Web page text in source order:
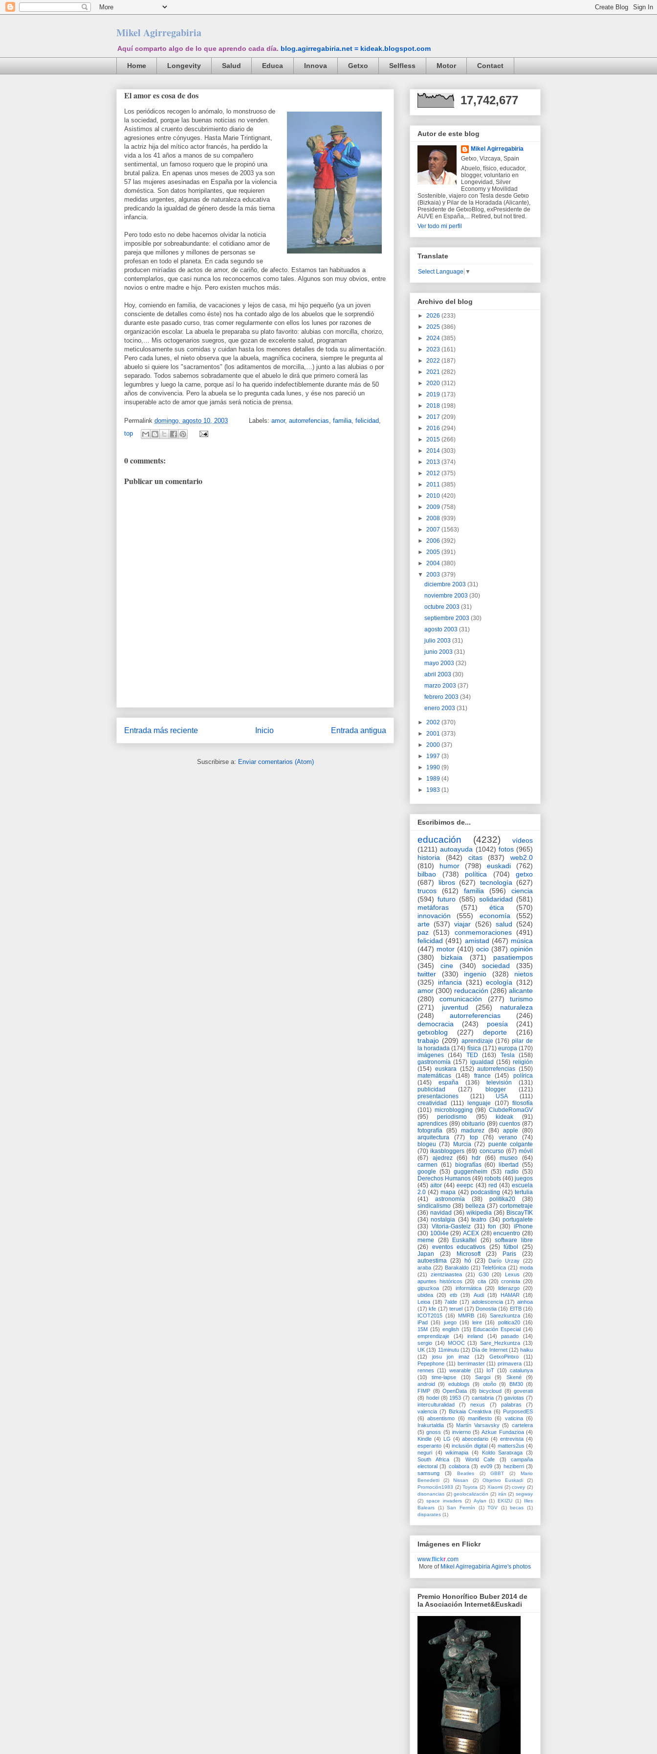
Mikel Agirregabiria
Aquí comparto algo de lo que aprendo cada día. blog.agirregabiria.net = kideak.blogspot.com
Home Longevity Salud Educa Innova Getxo Selfless Motor Contact
El amor es cosa de dos
Los periódicos recogen lo anómalo, lo monstruoso de
la sociedad, porque las buenas noticias no venden.
Asistimos al cruento descubrimiento diario de
agresiones entre cónyuges. Hasta Marie Trintignant,
la actriz hija del mítico actor francés, ha perdido la
vida a los 41 años a manos de su compañero
sentimental, un famoso roquero que le propinó una
brutal paliza. En apenas unos meses de 2003 ya son
57 las mujeres asesinadas en España por la violencia
doméstica. Son datos horripilantes, que requieren
medidas urgentes, algunas de naturaleza educativa
predicando la igualdad de género desde la más tierna
infancia.
Pero todo esto no debe hacernos olvidar la noticia
imposible por sobreabundante: el cotidiano amor de
pareja que millones y millones de personas se
profesan en todo el planeta. En cada segundo se
producen miríadas de actos de amor, de cariño, de afecto. Estamos tan habituados a
contemplarlos, que casi nunca los reconocemos como tales. Algunos son muy obvios, entre
novios o entre madre e hijo. Pero existen muchos más.
Hoy, comiendo en familia, de vacaciones y lejos de casa, mi hijo pequeño (ya un joven
consciente de detalles como éste) nos ha contado algo de los abuelos que le sorprendió
durante este pasado curso, tras comer regularmente con ellos los lunes por razones de
organización escolar. La abuela le preparaba su plato favorito: alubias con morcilla, chorizo,
tocino,… Mis octogenarios suegros, que gozan de excelente salud, programan
meticulosamente sus comidas y cuidan hasta los menores detalles de toda su alimentación.
Pero cada lunes, el nieto observa que la abuela, magnífica cocinera, siempre le pregunta al
abuelo si quiere los "sacramentos" (los aditamentos de morcilla,…) junto a las alubias o por
separado. Todos sabemos sobradamente que el abuelo le dirá que primero comerá las
legumbres y luego la carne, porque así lo ha querido indefectiblemente durante más de 50
años de convivencia. Pero la abuela se lo pregunta cada lunes, y ése nos pareció un
insuperable acto de amor que jamás será noticia de prensa.
Permalink domingo, agosto 10, 2003 Labels: amor, autorrefencias, familia, felicidad,
top
0 comments:
Publicar un comentario
Entrada más reciente Entrada antigua
Inicio
Suscribirse a: Enviar comentarios (Atom)
17,742,677
Autor de este blog
Mikel Agirregabiria
Getxo, Vizcaya, Spain
Abuelo, físico, educador,
blogger, voluntario en
Longevidad, Silver
Economy y Movilidad
Sostenible, viajero con Tesla desde Getxo
(Bizkaia) y Pilar de la Horadada (Alicante),
Presidente de GetxoBlog, exPresidente de
AUVE en España,... Retired, but not tired.
Ver todo mi perfil
Translate
Select Language ▼
Archivo del blog
► 2026 (233)
► 2025 (386)
► 2024 (385)
► 2023 (161)
► 2022 (187)
► 2021 (282)
► 2020 (312)
► 2019 (173)
► 2018 (198)
► 2017 (209)
► 2016 (294)
► 2015 (266)
► 2014 (303)
► 2013 (374)
► 2012 (375)
► 2011 (385)
► 2010 (420)
► 2009 (758)
► 2008 (939)
► 2007 (1563)
► 2006 (392)
► 2005 (391)
► 2004 (380)
▼ 2003 (379)
diciembre 2003(31)
noviembre 2003(30)
octubre 2003(31)
septiembre 2003(30)
agosto 2003(31)
julio 2003(31)
junio 2003(31)
mayo 2003(32)
abril 2003(30)
marzo 2003(37)
febrero 2003(34)
enero 2003(31)
► 2002 (370)
► 2001 (373)
► 2000 (37)
► 1997 (3)
► 1990 (9)
► 1989 (4)
► 1983 (1)
Escribimos de...
educación (4232)
vídeos
(1211) autoayuda (1042) fotos (965)
historia
(842) citas (837)
web2.0
(810)
humor (798) euskadi
(762)
bilbao
(738) política (704)
getxo
(687)
libros (627) tecnología
(627)
trucos
(612) familia (596)
ciencia
(594) futuro (585) solidaridad (581)
metáforas
(571) ética
(570)
innovación
(555) economía
(552)
arte (537) viajar (526) salud
(524)
paz
(513) conmemoraciones
(491)
felicidad (491) amistad (467) música
(447) motor (410) ocio (387) opinión
(380)
bizkaia (371)
pasatiempos
(345)
cine (340) sociedad
(335)
twitter
(330) ingenio (328)
nietos
(325)
infancia (321) ecología
(312)
amor (300) reducación (286) alicante
(280)
comunicación (277)
turismo
(271)
juventud (256)
naturaleza
(248)
autorreferencias
(246)
democracia
(243) poesía
(241)
getxoblog
(227) deporte
(216)
trabajo (209) aprendizaje (176) pilar de
la horadada (174) física (171) europa (170)
imágenes
(164) TED (163) Tesla
(158)
gastronomía (157) igualdad (156) religión
(154) euskara (152) autorrefencias (150)
matemáticas
(148) france (145)
polírica
(145)
españa (136) televisión
(131)
publicidad
(127) blogger
(121)
presentaciones
(121) USA
(111)
creatividad
(111) lenguaje (107) filosofía
(101) microblogging (98) ClubdeRomaGV
(95)
periodismo (95) kideak
(91)
aprendices (89) obituario (89) cuentos (87)
fotografía (85) madurez (84) apple
(80)
arquitectura
(77) top (76) verano
(74)
blogeu (73) Murcia (72) puente colgante
(70) ikasbloggers (69) concurso (67) móvil
(67)
ajedrez (66) hdr (66) museo
(64)
carmen (61) biografías (60) libertad
(55)
google (53) guggenheim (53) radio (53)
Derechos Humanos (49) robots (46) juegos
(45) aitor (44) eeepc (43) red (43) escuela
2.0 (42) mapa (42) podcasting (42) tertulia
(41)
astronomía (38) politika20
(38)
sindicalismo (38) belleza (37) cortometraje
(36) navidad (36) wikipedia (36) BiscayTIK
(34) nostalgia (34) teatro (34) portugalete
(33) Vitoria-Gasteiz (31) fon (30) iPhone
(30) 100i4e (29) ACEX (28) encuentro (28)
meme
(28) Euskaltel (26) software libre
(26) eventos educativos (25) fútbol
(25)
Japan
(23) Microsoft (23) Paris
(23)
autoestima (23) hó (23) Darío Urzay (22)
araba (22) Barakaldo (21) Telefónica (21) moda
(21)
zientziaastea (21) G30 (20) Lexus
(20)
apuntes históricos (20) cita (20) cronista (20)
gipuzkoa (20) informática (20) liderazgo (20)
ubidea (20) etb (19) Audi (18) HAMAR
(18)
Leioa (18) 7alde (17) adolescencia (17) ainhoa
(17) kfe (17) teruel (17) Donostia (16) EITB (16)
ICOT2015 (16) MMRB (16) Sarezkuntza (16)
iPad (16) juego (16) leire (16) politica20 (16)
15M (15) english (15) Educación Especial (14)
emprendizaje
(14) ireland (14) pasado
(14)
sergio (14) MOOC (13) Sare_Hezkuntza (13)
UK (13) 11minutu (12) Día de Internet (12) haiku
(12)
josu jon imaz (12) GetxoPintxo
(11)
Pepephone (11) berrimaster (11) primavera (11)
rennes (11) wearable (11) IoT (10) catalunya
(10)
time-lapse (10) Sargoi (9) Skené
(9)
android (9) edublogs (9) otoño (9) BM30 (8)
FIMP (8) OpenData (8) bicycloud (8) goverati
(8) hodei (8) 1953 (7) cantabria (7) gaviotas (7)
interculturalidad
(7) nexus (7) palabras
(7)
valencia (7) Bizkaia Creaktiva (6) PurposedES
(6)
absentismo (6) manifiesto (6) vaticina (6)
Irakurtaldia (5) Martín Varsavsky (5) cartelera
(5) gnoss (5) invierno (5) Azkue Fundazioa (4)
Kindle (4) LG (4) abecedario (4) entrevista (4)
esperanto (4) inclusión digital (4) matters2us (4)
neguri (4) wikimapia (4) Koldo Saratxaga (3)
South Africa
(3) World Cafe (3)
campaña
electoral (3) colabora (3) ev09 (3) heziberri (3)
samsung
(3) Beatles (2) GBBT (2)
Mario
Benedetti
(2) Nissan (2) Objetivo Euskadi
(2)
Promoción1983 (2) Toyota (2) Xiaomi (2) covey (2)
disonancias (2) geolocalización (2) irán (2) segway
(2) space invaders (2) Aylan (1) EKIZU (1)
Illes
Balears
(1) San Fermín (1) TGV (1) becas
(1)
disparates (1)
Imágenes en Flickr
www.flickr .com
More of Mikel Agirregabiria Agirre's photos
Premio Honorífico Buber 2014 de
la Asociación Internet&Euskadi